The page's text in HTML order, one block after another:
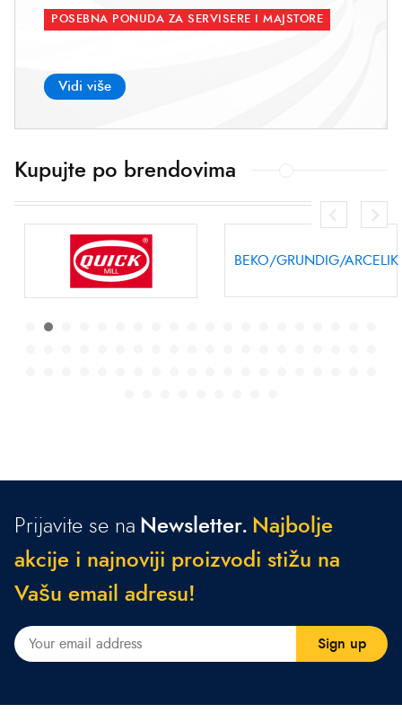
POSEBNA PONUDA ZA SERVISERE I MAJSTORE
Vidi više
Kupujte po brendovima
HISENSE/GORENJE
Prijavite se na Newsletter. Naj bo je
a kcije i najnoviji proizvod i stižu na
Vašu emai ad resu!